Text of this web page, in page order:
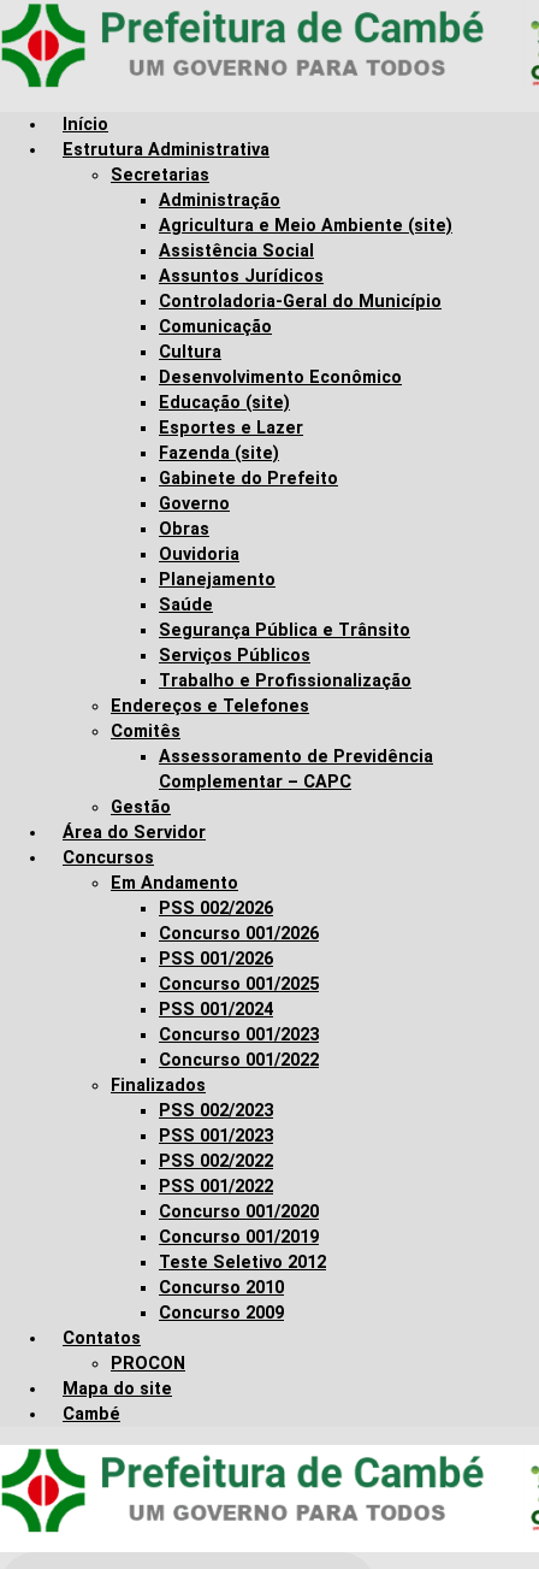
Skip to main content
Início
Estrutura Administrativa
Secretarias
Administração
Agricultura e Meio Ambiente (site)
Assistência Social
Assuntos Jurídicos
Controladoria-Geral do Município
Comunicação
Cultura
Desenvolvimento Econômico
Educação (site)
Esportes e Lazer
Fazenda (site)
Gabinete do Prefeito
Governo
Obras
Ouvidoria
Planejamento
Saúde
Segurança Pública e Trânsito
Serviços Públicos
Trabalho e Profissionalização
Endereços e Telefones
Comitês
Assessoramento de Previdência
Complementar – CAPC
Gestão
Área do Servidor
Concursos
Em Andamento
PSS 002/2026
Concurso 001/2026
PSS 001/2026
Concurso 001/2025
PSS 001/2024
Concurso 001/2023
Concurso 001/2022
Finalizados
PSS 002/2023
PSS 001/2023
PSS 002/2022
PSS 001/2022
Concurso 001/2020
Concurso 001/2019
Teste Seletivo 2012
Concurso 2010
Concurso 2009
Contatos
PROCON
Mapa do site
Cambé